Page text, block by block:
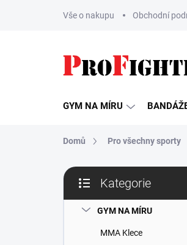
Vše o nakupu Obchodní
GYM NA MÍRU
Domů Pro všechny sporty
P
s
kategorie
Kategorie
GYM NA MÍRU
MMA Klece